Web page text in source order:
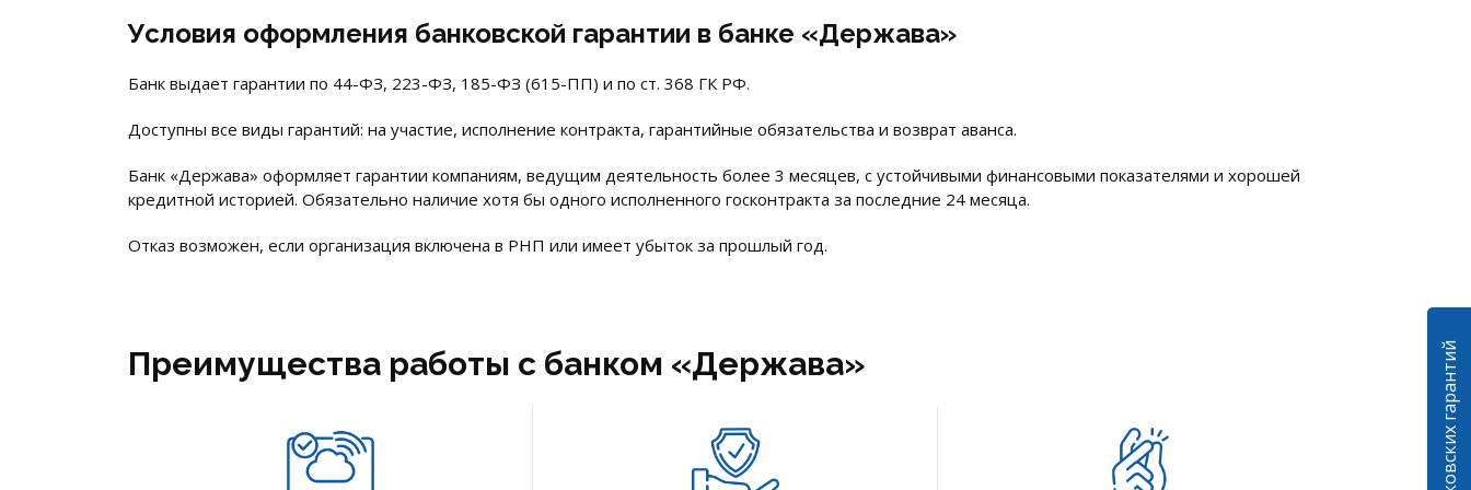
Условия оформления банковской гарантии в банке «Держава»
Банк выдает гарантии по 44-ФЗ, 223-ФЗ, 185-ФЗ (615-ПП) и по ст. 368 ГК РФ.
Доступны все виды гарантий: на участие, исполнение контракта, гарантийные обязательства и возврат аванса.
Банк «Держава» оформляет гарантии компаниям, ведущим деятельность более 3 месяцев, с устойчивыми финансовыми показателями и хорошей
кредитной историей. Обязательно наличие хотя бы одного исполненного госконтракта за последние 24 месяца.
Отказ возможен, если организация включена в РНП или имеет убыток за прошлый год.
Преимущества работы с банком «Держава»